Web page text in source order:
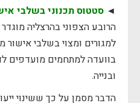
◄ סטטוס תכנוני בשלבי
הרובע הצפוני בהרצליה
למגורים ומצוי בשלבי
בוועדה למתחמים מועדפים
ובנייה.
הדבר מסמן על כך ששינוי